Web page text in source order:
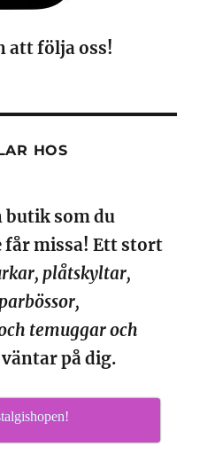
att följa oss!
HOS
butik som du
missa! Ett stort
plåtskyltar,
temuggar och
på dig.